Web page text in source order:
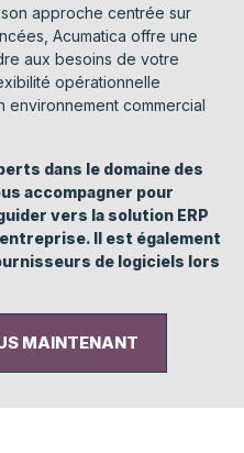
approche centrée sur
Acumatica offre une
aux besoins de votre
opérationnelle
environnement commercial
dans le domaine des
accompagner pour
vers la solution ERP
Il est également
de logiciels lors
MAINTENANT